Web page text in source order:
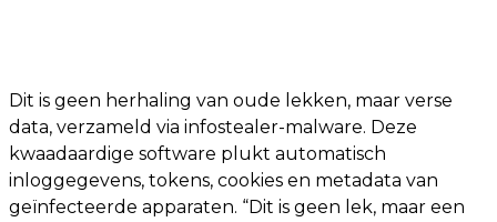
Dit is geen herhaling van oude lekken, maar verse
data, verzameld via infostealer-malware. Deze
kwaadaardige software plukt automatisch
inloggegevens, tokens, cookies en metadata van
geïnfecteerde apparaten. “Dit is geen lek, maar een